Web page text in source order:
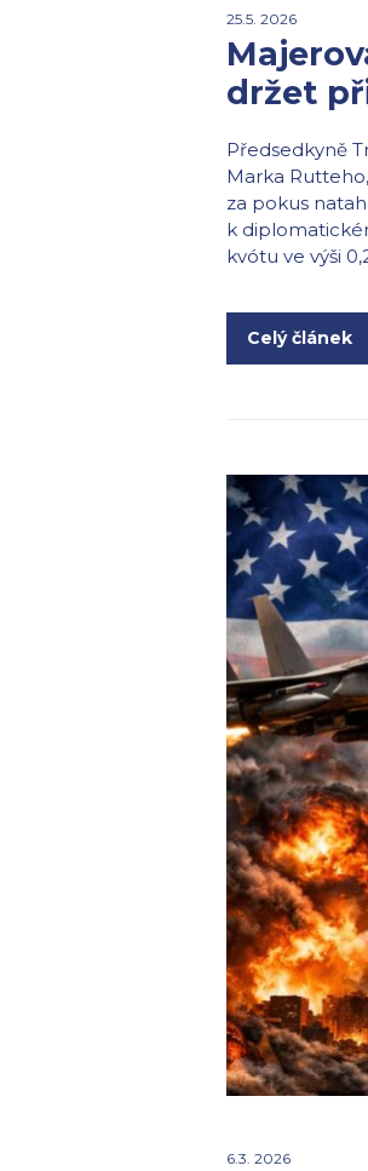
25.5. 2026
držet
Předsedkyně
Marka
za pokus
k
kvótu ve výši
Celý článek
6.3. 2026